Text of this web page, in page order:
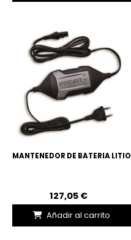
MANTENEDOR DE BATERIA LITIO
127,05 €
Añadir al carrito